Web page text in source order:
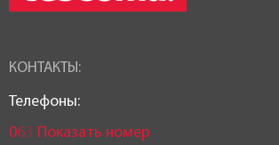
КОНТАКТЫ:
Телефоны:
063 Показать номер